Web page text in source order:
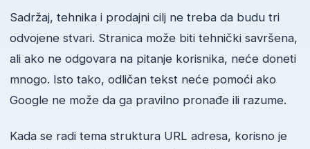
Sadržaj, tehnika i prodajni cilj ne treba da budu tri
odvojene stvari. Stranica može biti tehnički savršena,
ali ako ne odgovara na pitanje korisnika, neće doneti
mnogo. Isto tako, odličan tekst neće pomoći ako
Google ne može da ga pravilno pronađe ili razume.
Kada se radi tema struktura URL adresa, korisno je